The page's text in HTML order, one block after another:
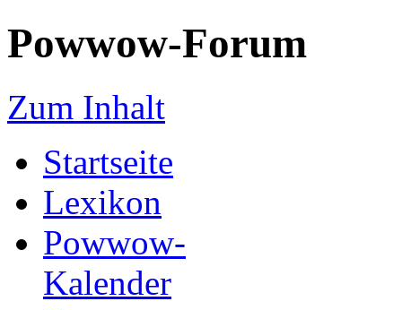
Powwow-Forum
Zum Inhalt
Startseite
Lexikon
Powwow-
Kalender